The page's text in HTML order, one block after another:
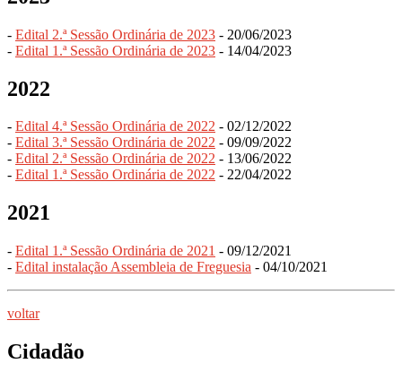
- Edital 2.ª Sessão Ordinária de 2023 - 20/06/2023
- Edital 1.ª Sessão Ordinária de 2023 - 14/04/2023
2022
- Edital 4.ª Sessão Ordinária de 2022 - 02/12/2022
- Edital 3.ª Sessão Ordinária de 2022 - 09/09/2022
- Edital 2.ª Sessão Ordinária de 2022 - 13/06/2022
- Edital 1.ª Sessão Ordinária de 2022 - 22/04/2022
2021
- Edital 1.ª Sessão Ordinária de 2021 - 09/12/2021
- Edital instalação Assembleia de Freguesia - 04/10/2021
voltar
Cidadão